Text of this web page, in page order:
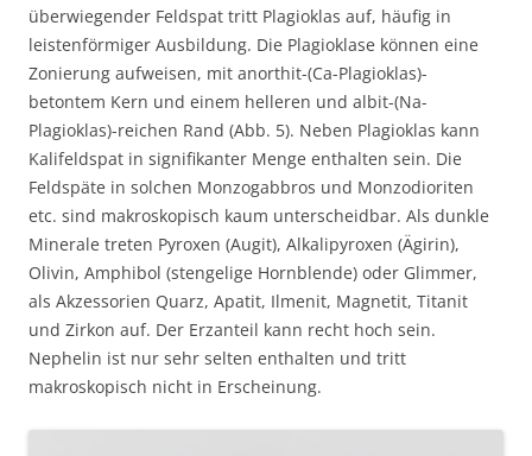
überwiegender Feldspat tritt Plagioklas auf, häufig in
leistenförmiger Ausbildung. Die Plagioklase können eine
Zonierung aufweisen, mit anorthit-(Ca-Plagioklas)-
betontem Kern und einem helleren und albit-(Na-
Plagioklas)-reichen Rand (Abb. 5). Neben Plagioklas kann
Kalifeldspat in signifikanter Menge enthalten sein. Die
Feldspäte in solchen Monzogabbros und Monzodioriten
etc. sind makroskopisch kaum unterscheidbar. Als dunkle
Minerale treten Pyroxen (Augit), Alkalipyroxen (Ägirin),
Olivin, Amphibol (stengelige Hornblende) oder Glimmer,
als Akzessorien Quarz, Apatit, Ilmenit, Magnetit, Titanit
und Zirkon auf. Der Erzanteil kann recht hoch sein.
Nephelin ist nur sehr selten enthalten und tritt
makroskopisch nicht in Erscheinung.